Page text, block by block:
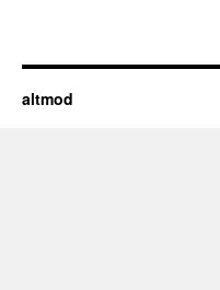
altmod